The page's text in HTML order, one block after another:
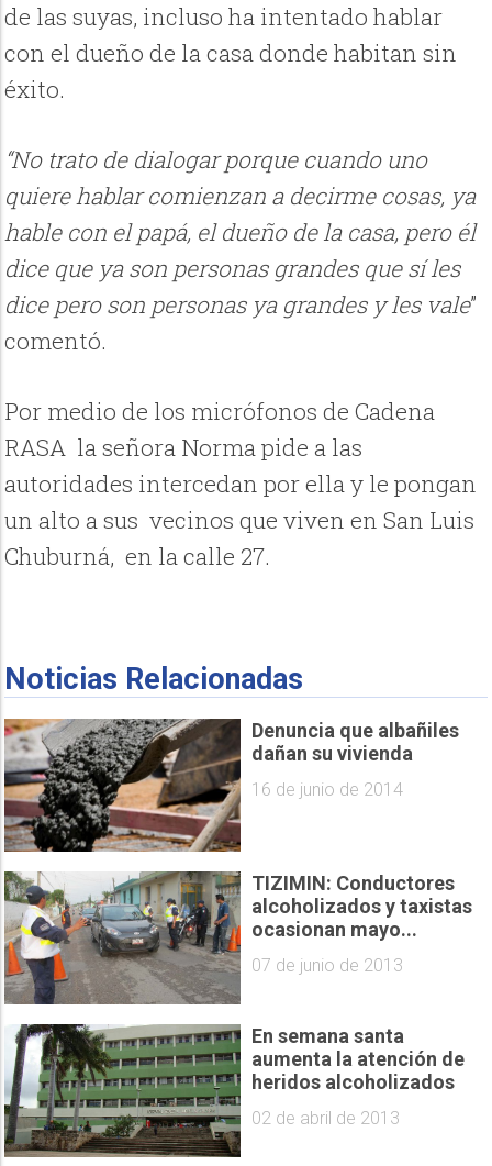
de las suyas, incluso ha intentado hablar
con el dueño de la casa donde habitan sin
éxito.
“No trato de dialogar porque cuando uno
quiere hablar comienzan a decirme cosas, ya
hable con el papá, el dueño de la casa, pero él
dice que ya son personas grandes que sí les
dice pero son personas ya grandes y les vale”
comentó.
Por medio de los micrófonos de Cadena
RASA la señora Norma pide a las
autoridades intercedan por ella y le pongan
un alto a sus vecinos que viven en San Luis
Chuburná, en la calle 27.
Noticias Relacionadas
Denuncia que albañiles
dañan su vivienda
16 de junio de 2014
TIZIMIN: Conductores
alcoholizados y taxistas
ocasionan mayo...
07 de junio de 2013
En semana santa
aumenta la atención de
heridos alcoholizados
02 de abril de 2013